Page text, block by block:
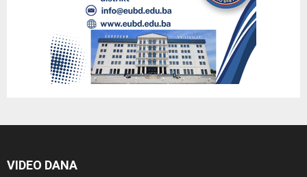
VIDEO DANA